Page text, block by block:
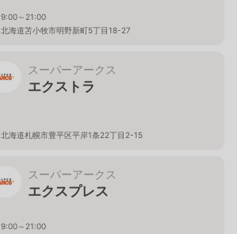
9:00～21:00
北海道苫小牧市明野新町5丁目18-27
スーパーアークス
エクストラ
北海道札幌市豊平区平岸1条22丁目2-15
スーパーアークス
エクスプレス
9:00～21:00